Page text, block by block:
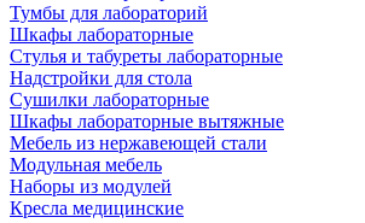
Тумбы для лабораторий
Шкафы лабораторные
Стулья и табуреты лабораторные
Надстройки для стола
Сушилки лабораторные
Шкафы лабораторные вытяжные
Мебель из нержавеющей стали
Модульная мебель
Наборы из модулей
Кресла медицинские